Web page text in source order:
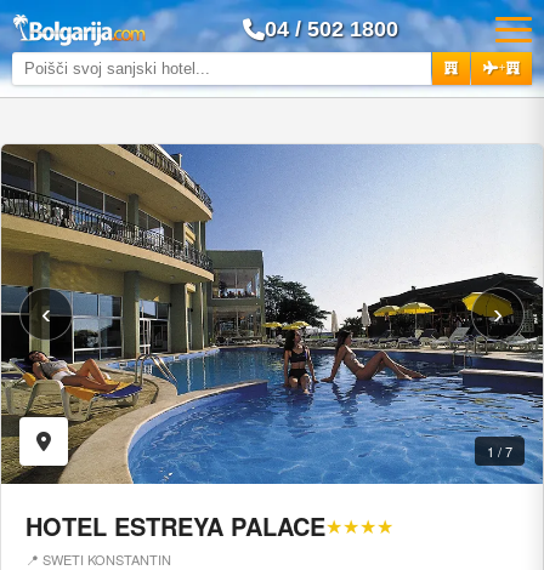
04 / 502 1800
+
‹ ›
1 / 7
HOTEL ESTREYA PALACE★★★★
📍 SWETI KONSTANTIN